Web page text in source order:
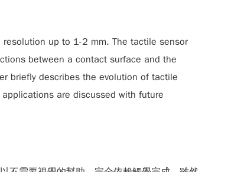
up to 1-2 mm. The tactile sensor
between a contact surface and the
briefly describes the evolution of tactile
are discussed with future